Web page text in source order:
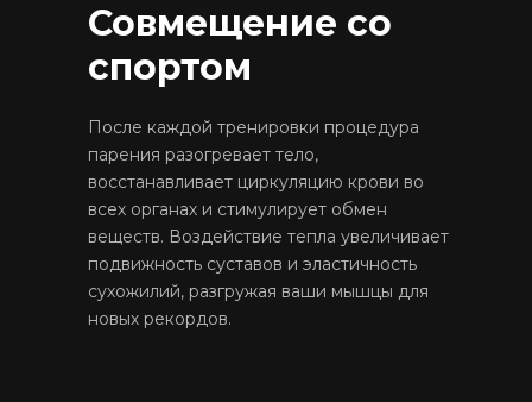
Совмещение со
спортом
После каждой тренировки процедура
парения разогревает тело,
восстанавливает циркуляцию крови во
всех органах и стимулирует обмен
веществ. Воздействие тепла увеличивает
подвижность суставов и эластичность
сухожилий, разгружая ваши мышцы для
новых рекордов.